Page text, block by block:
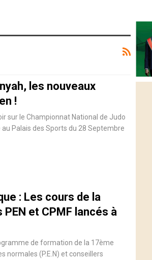
les nouveaux
!
sur le Championnat National de Judo
Palais des Sports du 28 Septembre
: Les cours de la
et CPMF lancés à
de formation de la 17ème
normales (P.E.N) et conseillers